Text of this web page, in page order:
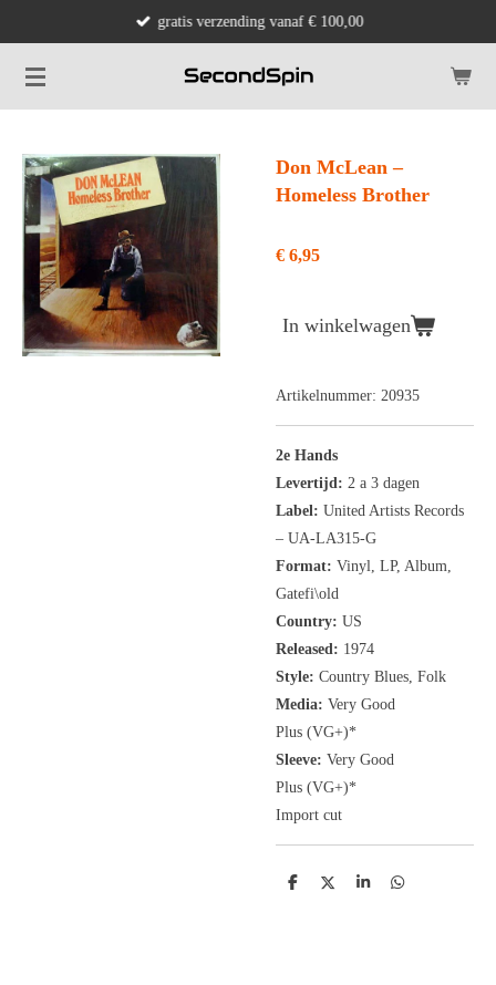
naar
de
gratis verzending vanaf € 100,00
Don McLean ‎–
Homeless Brother
€ 6,95
In winkelwagen
Artikelnummer: 20935
2e Hands
Levertijd: 2 a 3 dagen
Label: United Artists Records
‎– UA-LA315-G
Format: Vinyl, LP, Album,
Gatefi\old
Country: US
Released: 1974
Style: Country Blues, Folk
Media: Very Good
Plus (VG+)*
Sleeve: Very Good
Plus (VG+)*
Import cut
D
D
S
D